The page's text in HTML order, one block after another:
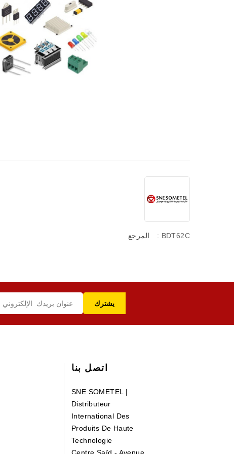
المرجع : BDT62C
اتصل بنا
SNE SOMETEL |
Distributeur
International Des
Produits De Haute
Technologie